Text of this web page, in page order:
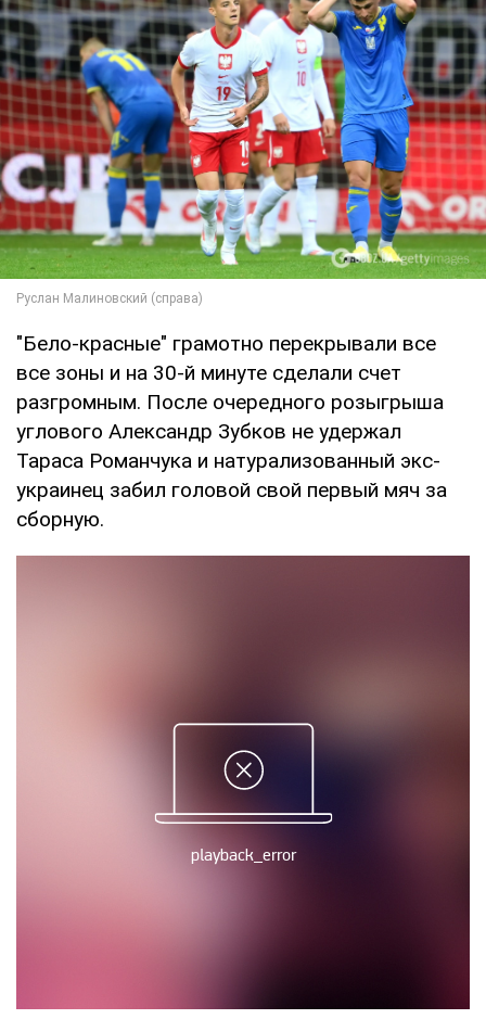
"Бело-красные" грамотно перекрывали все
все зоны и на 30-й минуте сделали счет
разгромным. После очередного розыгрыша
углового Александр Зубков не удержал
Тараса Романчука и натурализованный экс-
украинец забил головой свой первый мяч за
сборную.